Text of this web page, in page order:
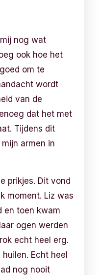
nog wat
ook hoe het
om te
wordt
van de
dat het met
Tijdens dit
armen in
prikjes. Dit vond
moment. Liz was
en toen kwam
ogen werden
echt heel erg.
Echt heel
nog nooit